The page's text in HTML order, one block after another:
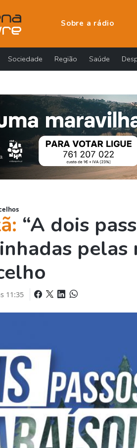
Sobre a rádio
Sociedade Região Saúde
“A dois
11:35